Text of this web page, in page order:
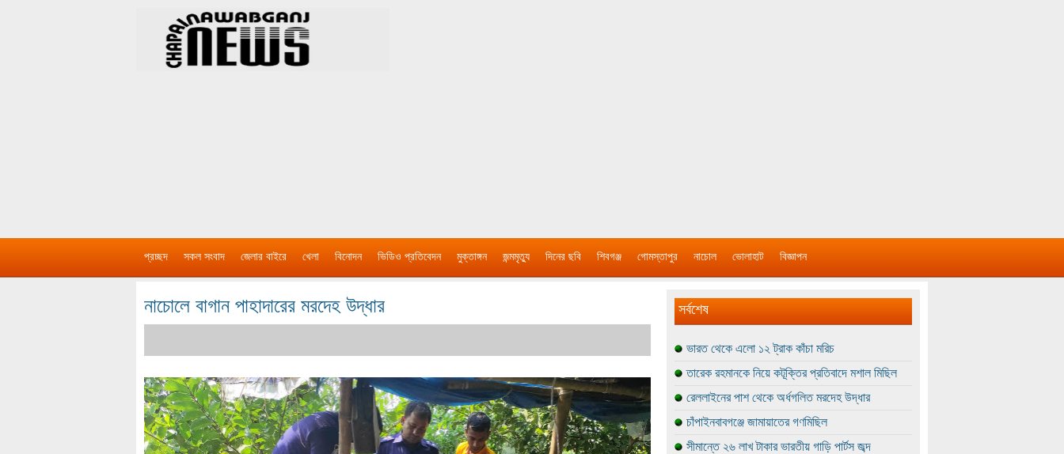
প্রচ্ছদ সকল সংবাদ জেলার বাইরে খেলা বিনোদন ভিডিও প্রতিবেদন মুক্তাঙ্গন জন্মমৃত্যু দিনের ছবি শিবগঞ্জ গোমস্তাপুর নাচোল ভোলাহাট বিজ্ঞাপন
নাচোলে বাগান পাহাদারের মরদেহ উদ্ধার সর্বশেষ
ভারত থেকে এলো ১২ ট্রাক কাঁচা মরিচ
তারেক রহমানকে নিয়ে কটূক্তির প্রতিবাদে মশাল মিছিল
রেললাইনের পাশ থেকে অর্ধগলিত মরদেহ উদ্ধার
চাঁপাইনবাবগঞ্জে জামায়াতের গণমিছিল
সীমান্তে ২৬ লাখ টাকার ভারতীয় গাড়ি পার্টস জব্দ